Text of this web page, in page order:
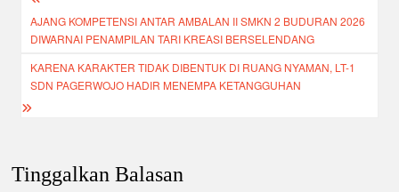
o
o
k
p
p
m
pos
AJANG KOMPETENSI ANTAR AMBALAN II SMKN 2 BUDURAN 2026
DIWARNAI PENAMPILAN TARI KREASI BERSELENDANG
KARENA KARAKTER TIDAK DIBENTUK DI RUANG NYAMAN, LT-1
SDN PAGERWOJO HADIR MENEMPA KETANGGUHAN
Tinggalkan Balasan